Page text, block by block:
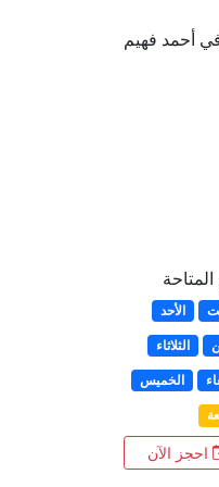
أحمد فهيم
المتاحة
الأحد
الثلاثاء
الخميس
احجز الآن